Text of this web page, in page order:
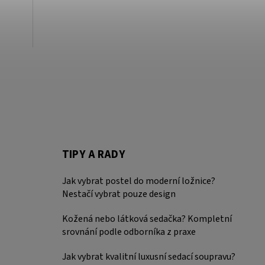
TIPY A RADY
Jak vybrat postel do moderní ložnice?
Nestačí vybrat pouze design
Kožená nebo látková sedačka? Kompletní
srovnání podle odborníka z praxe
Jak vybrat kvalitní luxusní sedací soupravu?